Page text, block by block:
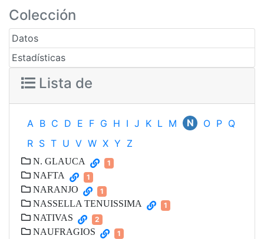
Colección
Datos
Estadísticas
Lista de
A B C D E F G H I J K L M N O P Q
R S T U V W X Y Z
N. GLAUCA 1
NAFTA 1
NARANJO 1
NASSELLA TENUISSIMA 1
NATIVAS 2
NAUFRAGIOS 1